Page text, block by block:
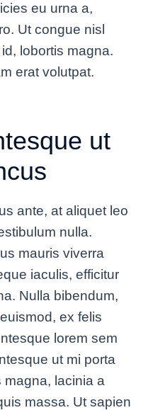
eu urna a,
Ut congue nisl
lobortis magna.
erat volutpat.
ut
ante, at aliquet leo
nulla.
mauris viverra
iaculis, efficitur
Nulla bibendum,
ex felis
lorem sem
ut mi porta
magna, lacinia a
massa. Ut sapien